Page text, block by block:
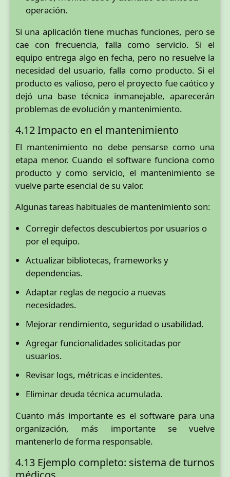
operación.
Si una aplicación tiene muchas funciones, pero se
cae con frecuencia, falla como servicio. Si el
equipo entrega algo en fecha, pero no resuelve la
necesidad del usuario, falla como producto. Si el
producto es valioso, pero el proyecto fue caótico y
dejó una base técnica inmanejable, aparecerán
problemas de evolución y mantenimiento.
4.12 Impacto en el mantenimiento
El mantenimiento no debe pensarse como una
etapa menor. Cuando el software funciona como
producto y como servicio, el mantenimiento se
vuelve parte esencial de su valor.
Algunas tareas habituales de mantenimiento son:
Corregir defectos descubiertos por usuarios o
por el equipo.
Actualizar bibliotecas, frameworks y
dependencias.
Adaptar reglas de negocio a nuevas
necesidades.
Mejorar rendimiento, seguridad o usabilidad.
Agregar funcionalidades solicitadas por
usuarios.
Revisar logs, métricas e incidentes.
Eliminar deuda técnica acumulada.
Cuanto más importante es el software para una
organización, más importante se vuelve
mantenerlo de forma responsable.
4.13 Ejemplo completo: sistema de turnos